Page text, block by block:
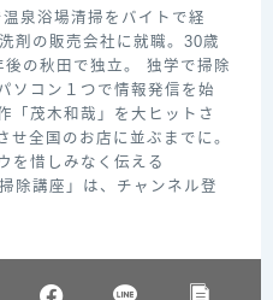
泉浴場清掃をバイトで経
剤の販売会社に就職。30歳
の秋田で独立。 独学で掃除
ソコン１つで情報発信を始
「茂木和哉」を大ヒットさ
せ全国のお店に並ぶまでに。
を惜しみなく伝える
除講座」は、チャンネル登